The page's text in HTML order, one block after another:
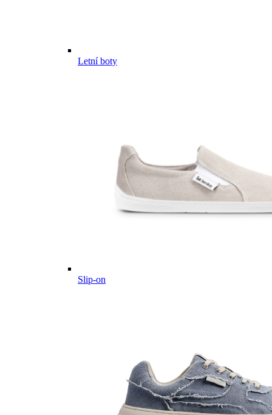
Letní boty
Slip-on